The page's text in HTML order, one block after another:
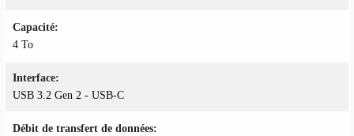
Capacité
4 To
Interface
USB 3.2 Gen 2 - USB-C
Débit de transfert de données